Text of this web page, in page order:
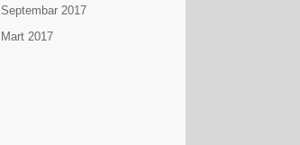
Septembar 2017
Mart 2017